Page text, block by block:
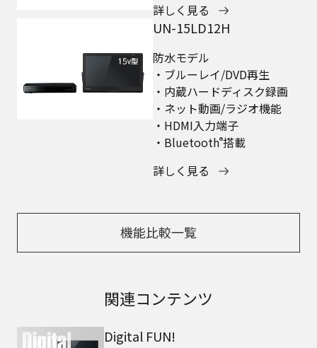
詳しく見る
UN-15LD12H
防水モデル
・ブルーレイ/DVD再生
・内蔵ハードディスク録画
・ネット動画/ラジオ機能
・HDMI入力端子
・Bluetooth®搭載
詳しく見る
機能比較一覧
関連コンテンツ
Digital FUN!